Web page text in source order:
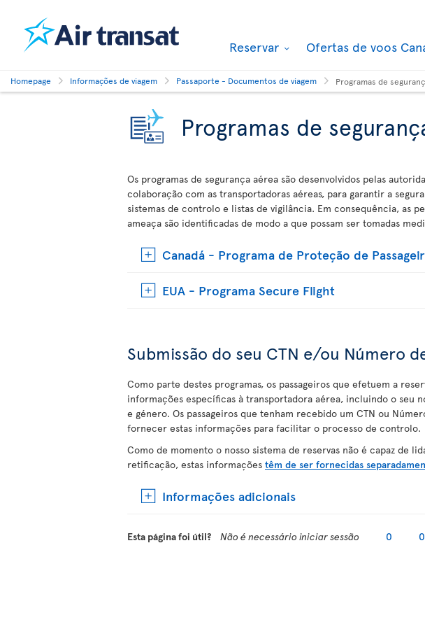
Reservar Ofertas de voos
Homepage Informações de viagem Passaporte - Documentos de viagem Programas de
Programas de
Os programas de segurança aérea são desenvolvidos pelas
colaboração com as transportadoras aéreas, para garantir a
sistemas de controlo e listas de vigilância. Em consequência, as
ameaça são identificadas de modo a que possam ser tomadas
Canadá - Programa de Proteção de
EUA - Programa Secure Flight
Submissão do seu CTN e/ou Número
Como parte destes programas, os passageiros que efetuem a
informações específicas à transportadora aérea, incluindo o seu
e género. Os passageiros que tenham recebido um CTN ou
fornecer estas informações para facilitar o processo de controlo.
Como de momento o nosso sistema de reservas não é capaz de
retificação, estas informações têm de ser fornecidas
Informações adicionais
Esta página foi útil? Não é necessário iniciar sessão 0 0